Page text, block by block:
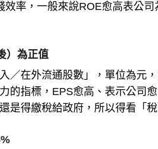
率，一般來說ROE愈高表公
）為正值
／在外流通股數」，單位為元
的指標，EPS愈高、表示公司
是得繳稅給政府，所以得看「稅